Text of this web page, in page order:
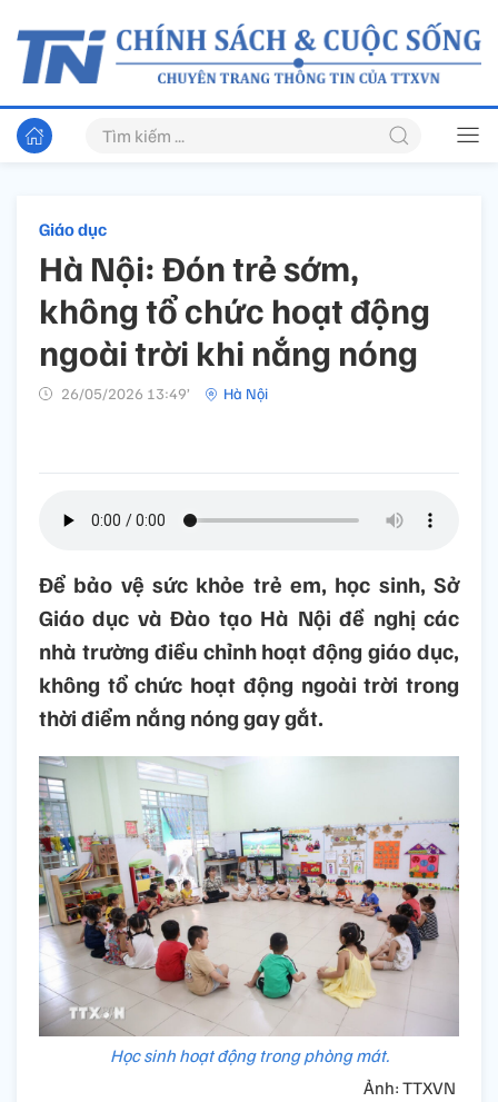
Giáo dục
Hà Nội: Đón trẻ sớm,
không tổ chức hoạt động
ngoài trời khi nắng nóng
26/05/2026 13:49’ Hà Nội
Để bảo vệ sức khỏe trẻ em, học sinh, Sở
Giáo dục và Đào tạo Hà Nội đề nghị các
nhà trường điều chỉnh hoạt động giáo dục,
không tổ chức hoạt động ngoài trời trong
thời điểm nắng nóng gay gắt.
Học sinh hoạt động trong phòng mát.
Ảnh: TTXVN